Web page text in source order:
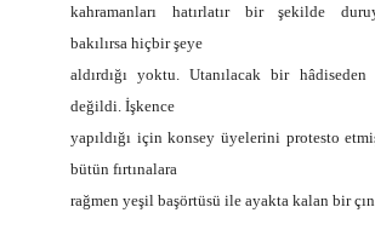
kahramanları hatırlatır bir şekilde
bakılırsa hiçbir şeye
aldırdığı yoktu. Utanılacak bir hâdiseden
değildi. İşkence
yapıldığı için konsey üyelerini protesto
bütün fırtınalara
rağmen yeşil başörtüsü ile ayakta kalan bir